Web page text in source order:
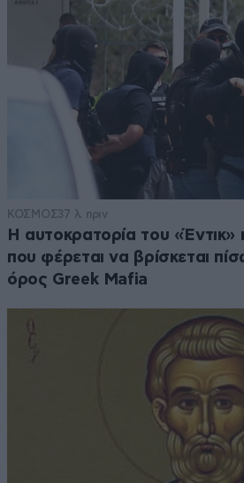
ΚΟΣΜΟΣ37 λ. πριν
Η αυτοκρατορία του «Έντικ»
που φέρεται να βρίσκεται
όρος Greek Mafia